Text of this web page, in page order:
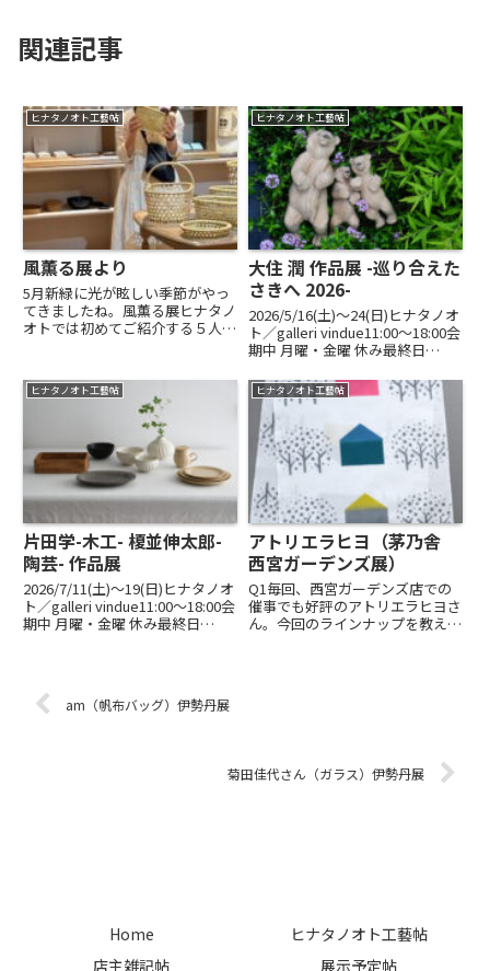
関連記事
ヒナタノオト工藝帖
風薫る展より
5月新緑に光が眩しい季節がやっ
てきましたね。風薫る展ヒナタノ
オトでは初めてご紹介する５人の
た。戸隠かごや 朗々-rou rou-さ
んの根曲がり竹の籠。お蕎麦がお
いしい戸隠村では、こ...
ヒナタノオト工藝帖
大住 潤 作品展 -巡り合えた
さきへ 2026-
2026/5/16(土)〜24(日)ヒナタノオ
ト／galleri vindue11:00～18:00会
期中 月曜・金曜 休み最終日
残ったのは、静かな愛おしさでし
た_____大住 潤3年を経てヒナタ
ノオト...
ヒナタノオト工藝帖
片田学-木工- 榎並伸太郎-
陶芸- 作品展
2026/7/11(土)〜19(日)ヒナタノオ
ト／galleri vindue11:00～18:00会
期中 月曜・金曜 休み最終日
2作家の仕事を...
ヒナタノオト工藝帖
アトリエラヒヨ（茅乃舎
西宮ガーデンズ展）
Q1毎回、西宮ガーデンズ店での
催事でも好評のアトリエラヒヨさ
ん。今回のラインナップを教えて
am（帆布バッグ）伊勢丹展
菊田佳代さん（ガラス）伊勢丹展
Home
ヒナタノオト工藝帖
店主雑記帖
展示予定帖